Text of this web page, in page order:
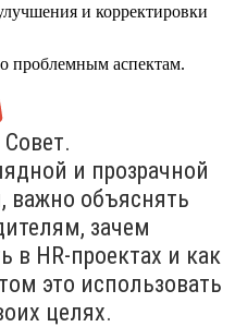
и корректировки
проблемным аспектам.
Совет.
и прозрачной
важно объяснять
зачем
в HR-проектах и как
это использовать
целях.